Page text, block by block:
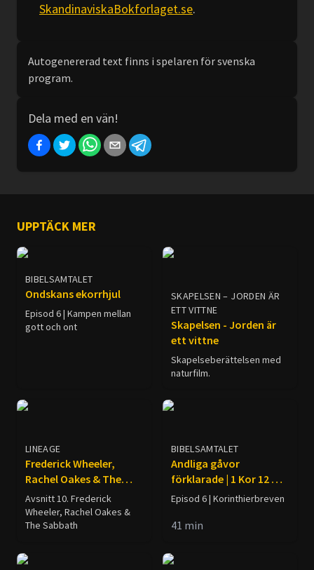
SkandinaviskaBokforlaget.se.
Autogenererad text finns i spelaren för svenska
program.
Dela med en vän!
UPPTÄCK MER
BIBELSAMTALET
Ondskans ekorrhjul
Episod 6 | Kampen mellan
gott och ont
SKAPELSEN – JORDEN ÄR
ETT VITTNE
Skapelsen - Jorden är
ett vittne
Skapelseberättelsen med
naturfilm.
LINEAGE
Frederick Wheeler,
Rachel Oakes & The
Sabbath
Avsnitt 10. Frederick
Wheeler, Rachel Oakes &
The Sabbath
BIBELSAMTALET
Andliga gåvor
förklarade | 1 Kor 12 &
14
Episod 6 | Korinthierbreven
41 min